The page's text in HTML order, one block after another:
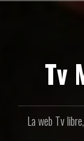
Tv
La web Tv